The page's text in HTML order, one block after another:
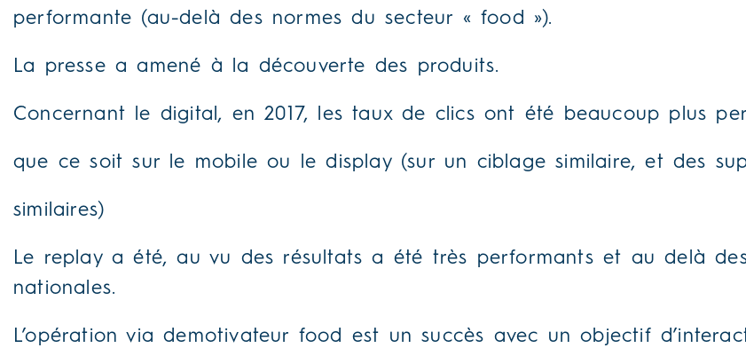
performante (au-delà des normes du secteur « food »).
La presse a amené à la découverte des produits.
Concernant le digital, en 2017, les taux de clics ont été beaucoup plus
que ce soit sur le mobile ou le display (sur un ciblage similaire, et des
similaires)
Le replay a été, au vu des résultats a été très performants et au delà
nationales.
L’opération via demotivateur food est un succès avec un objectif